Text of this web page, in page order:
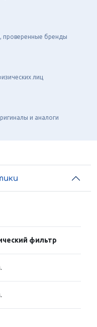
проверенные бренды
лиц
и аналоги
фильтр